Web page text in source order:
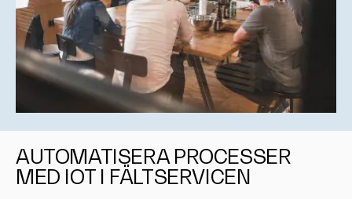
AUTOMATISERA PROCESSER
MED IOT I FÄLTSERVICEN